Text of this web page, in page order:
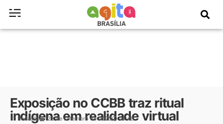
Exposição no CCBB traz ritual
indígena em realidade virtual
Redação 22 de setembro de 2025 14:48